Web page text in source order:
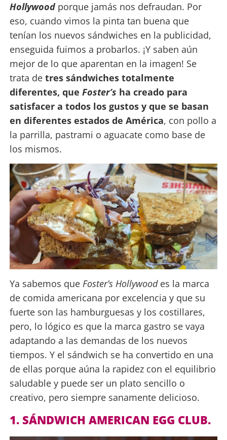
Hollywoodporque jamás nos defraudan. Por
eso, cuando vimos la pinta tan buena que
tenían los nuevos sándwiches en la publicidad,
enseguida fuimos a probarlos. ¡Y saben aún
mejor de lo que aparentan en la imagen! Se
trata de tres sándwiches totalmente
diferentes, que Foster’s ha creado para
satisfacer a todos los gustos y que se basan
en diferentes estados de América, con pollo a
la parrilla, pastrami o aguacate como base de
los mismos.
Ya sabemos que Foster’s Hollywoodes la marca
de comida americana por excelencia y que su
fuerte son las hamburguesas y los costillares,
pero, lo lógico es que la marca gastro se vaya
adaptando a las demandas de los nuevos
tiempos. Y el sándwich se ha convertido en una
de ellas porque aúna la rapidez con el equilibrio
saludable y puede ser un plato sencillo o
creativo, pero siempre sanamente delicioso.
1. SÁNDWICH AMERICAN EGG CLUB.